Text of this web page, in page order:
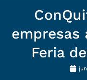
empresas
Feria